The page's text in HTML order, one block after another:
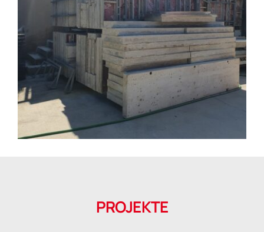
PROJEKTE